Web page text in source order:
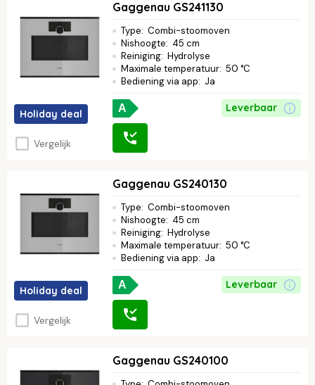
Holiday deal
Vergelijk
Gaggenau GS241130
Type: Combi-stoomoven
Nishoogte: 45 cm
Reiniging: Hydrolyse
Maximale temperatuur: 50 °C
Bediening via app: Ja
A Leverbaar
Holiday deal
Vergelijk
Gaggenau GS240130
Type: Combi-stoomoven
Nishoogte: 45 cm
Reiniging: Hydrolyse
Maximale temperatuur: 50 °C
Bediening via app: Ja
A Leverbaar
Gaggenau GS240100